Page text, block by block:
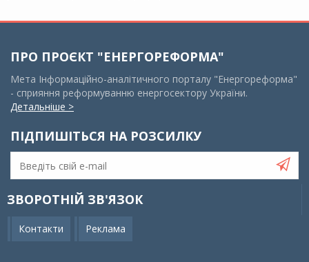
ПРО ПРОЄКТ "ЕНЕРГОРЕФОРМА"
Мета Інформаційно-аналітичного порталу "Енергореформа"
- сприяння реформуванню енергосектору України.
Детальніше >
ПІДПИШІТЬСЯ НА РОЗСИЛКУ
ЗВОРОТНІЙ ЗВ'ЯЗОК
Контакти Реклама